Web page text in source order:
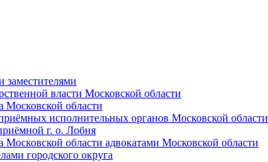
заместителями
власти Московской области
области
исполнительных органов Московской области
г. о. Лобня
области адвокатами Московской области
городского округа